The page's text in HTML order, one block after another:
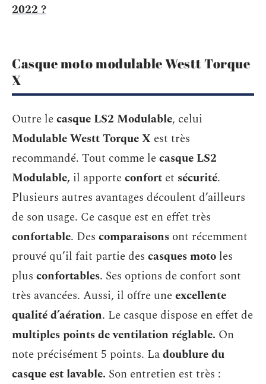
2022 ?
Casque moto modulable Westt Torque
X
Outre lecasque LS2 Modulable, celui
Modulable Westt Torque X est très
recommandé. Tout comme lecasque LS2
Modulable, il apporteconfort et sécurité.
Plusieurs autres avantages découlent d’ailleurs
de son usage. Ce casque est en effet très
confortable. Des comparaisons ont récemment
prouvé qu’il fait partie des casques moto les
plus confortables. Ses options de confort sont
très avancées. Aussi, il offre uneexcellente
qualité d’aération. Le casque dispose en effet de
multiples points de ventilation réglable. On
note précisément 5 points. Ladoublure du
casque est lavable. Son entretien est très :